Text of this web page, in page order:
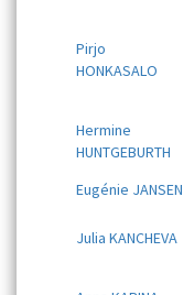
Pirjo
HONKASALO
Hermine
HUNTGEBURTH
Eugénie JANSEN
Julia KANCHEVA